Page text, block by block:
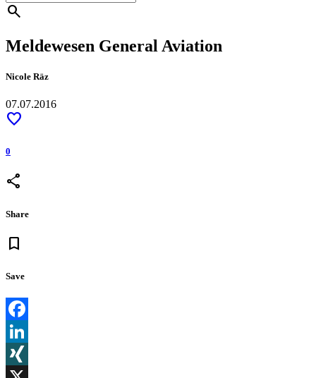
search
Meldewesen General Aviation
Nicole Räz
07.07.2016
favorite
0
share
Share
bookmark
Save
Facebook
LinkedIn